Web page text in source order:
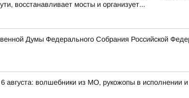
восстанавливает мосты и организует...
Думы Федерального Собрания Российской
августа: волшебники из МО, рукожопы в исполнении